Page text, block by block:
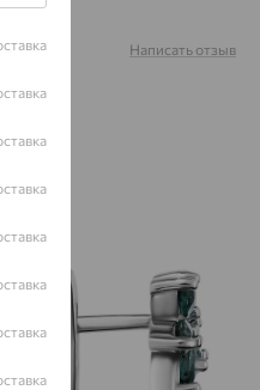
Написать отзыв